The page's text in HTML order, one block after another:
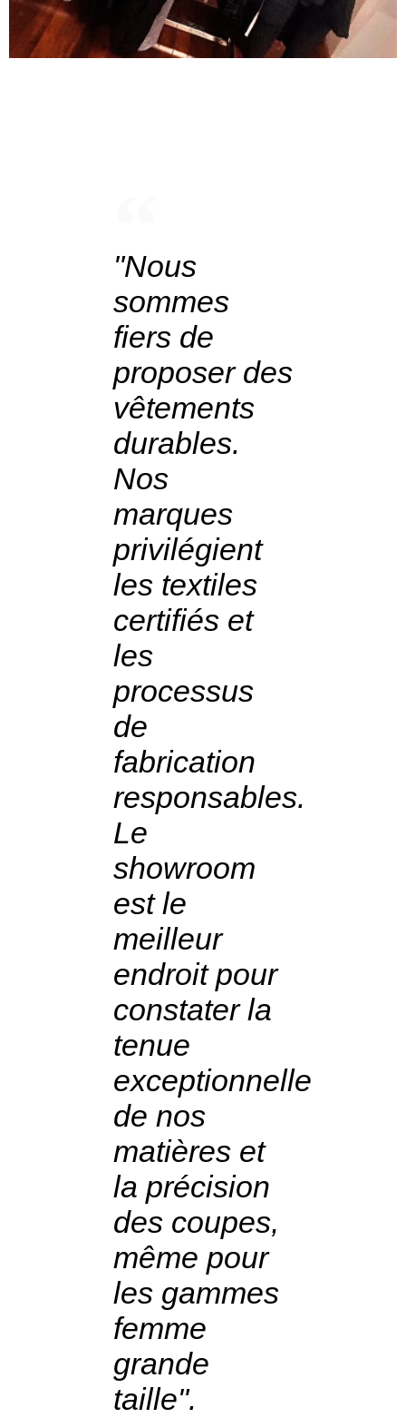
"Nous
sommes
fiers de
proposer des
vêtements
durables.
Nos
marques
privilégient
les textiles
certifiés et
les
processus
de
fabrication
responsables.
Le
showroom
est le
meilleur
endroit pour
constater la
tenue
exceptionnelle
de nos
matières et
la précision
des coupes,
même pour
les gammes
femme
grande
taille".